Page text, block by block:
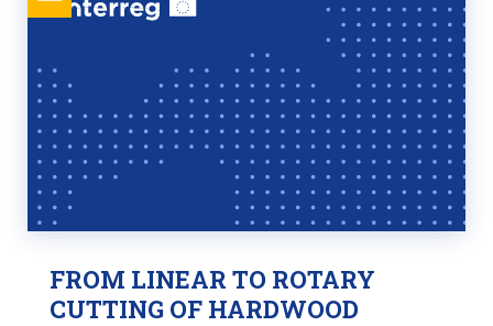
FROM LINEAR TO ROTARY
CUTTING OF HARDWOOD